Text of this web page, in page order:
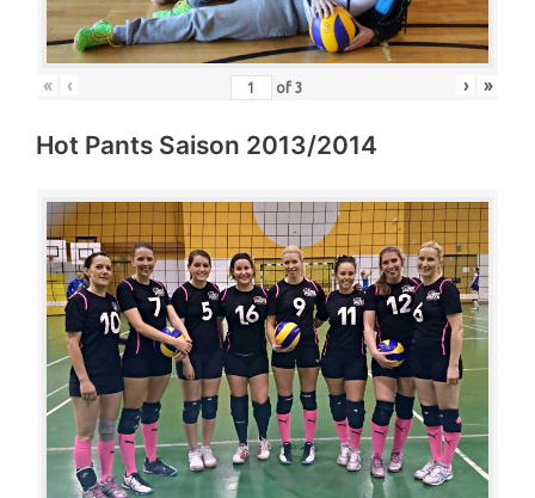
« ‹ of3 › »
Hot Pants Saison 2013/2014